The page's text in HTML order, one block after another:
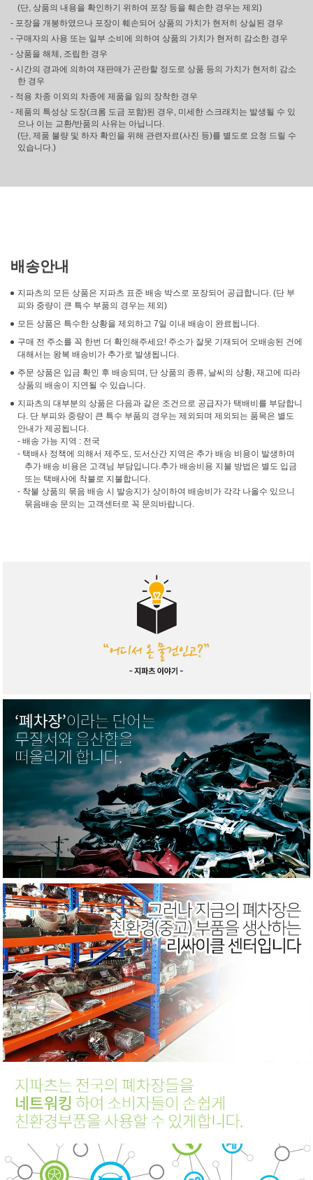
(단, 상품의 내용을 확인하기 위하여 포장 등을 훼손한 경우는 제외)
- 포장을 개봉하였으나 포장이 훼손되어 상품의 가치가 현저히 상실된 경우
- 구매자의 사용 또는 일부 소비에 의하여 상품의 가치가 현저히 감소한 경우
- 상품을 해체, 조립한 경우
- 시간의 경과에 의하여 재판매가 곤란할 정도로 상품 등의 가치가 현저히 감소
한 경우
- 적용 차종 이외의 차종에 제품을 임의 장착한 경우
- 제품의 특성상 도장(크롬 도금 포함)된 경우, 미세한 스크래치는 발생될 수 있
으나 이는 교환/반품의 사유는 아닙니다.
(단, 제품 불량 및 하자 확인을 위해 관련자료(사진 등)를 별도로 요청 드릴 수
있습니다.)
배송안내
지파츠의 모든 상품은 지파츠 표준 배송 박스로 포장되어 공급합니다. (단 부
피와 중량이 큰 특수 부품의 경우는 제외)
모든 상품은 특수한 상황을 제외하고 7일 이내 배송이 완료됩니다.
구매 전 주소를 꼭 한번 더 확인해주세요! 주소가 잘못 기재되어 오배송된 건에
대해서는 왕복 배송비가 추가로 발생됩니다.
주문 상품은 입금 확인 후 배송되며, 단 상품의 종류, 날씨의 상황, 재고에 따라
상품의 배송이 지연될 수 있습니다.
지파츠의 대부분의 상품은 다음과 같은 조건으로 공급자가 택배비를 부담합니
다. 단 부피와 중량이 큰 특수 부품의 경우는 제외되며 제외되는 품목은 별도
안내가 제공됩니다.
- 배송 가능 지역 : 전국
- 택배사 정책에 의해서 제주도, 도서산간 지역은 추가 배송 비용이 발생하며
추가 배송 비용은 고객님 부담입니다.추가 배송비용 지불 방법은 별도 입금
또는 택배사에 착불로 지불합니다.
- 착불 상품의 묶음 배송 시 발송지가 상이하여 배송비가 각각 나올수 있으니
묶음배송 문의는 고객센터로 꼭 문의바랍니다.